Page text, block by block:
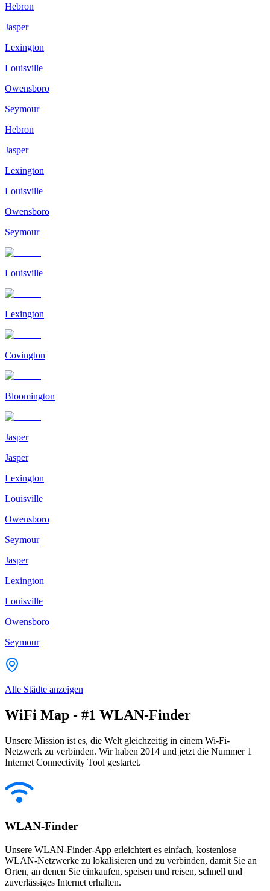
Hebron
Jasper
Lexington
Louisville
Owensboro
Seymour
Hebron
Jasper
Lexington
Louisville
Owensboro
Seymour
Louisville
Lexington
Covington
Bloomington
Jasper
Jasper
Lexington
Louisville
Owensboro
Seymour
Jasper
Lexington
Louisville
Owensboro
Seymour
Alle Städte anzeigen
WiFi Map - #1 WLAN-Finder
Unsere Mission ist es, die Welt gleichzeitig in einem Wi-Fi-
Netzwerk zu verbinden. Wir haben 2014 und jetzt die Nummer 1
Internet Connectivity Tool gestartet.
WLAN-Finder
Unsere WLAN-Finder-App erleichtert es einfach, kostenlose
WLAN-Netzwerke zu lokalisieren und zu verbinden, damit Sie an
Orten, an denen Sie einkaufen, speisen und reisen, schnell und
zuverlässiges Internet erhalten.